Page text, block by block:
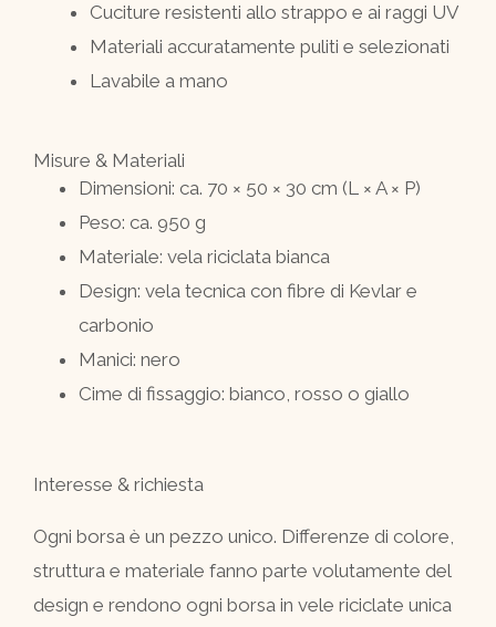
Cuciture resistenti allo strappo e ai raggi UV
Materiali accuratamente puliti e selezionati
Lavabile a mano
Misure & Materiali
Dimensioni: ca. 70 × 50 × 30 cm (L × A × P)
Peso: ca. 950 g
Materiale: vela riciclata bianca
Design: vela tecnica con fibre di Kevlar e
carbonio
Manici: nero
Cime di fissaggio: bianco, rosso o giallo
Interesse & richiesta
Ogni borsa è un pezzo unico. Differenze di colore,
struttura e materiale fanno parte volutamente del
design e rendono ogni borsa in vele riciclate unica